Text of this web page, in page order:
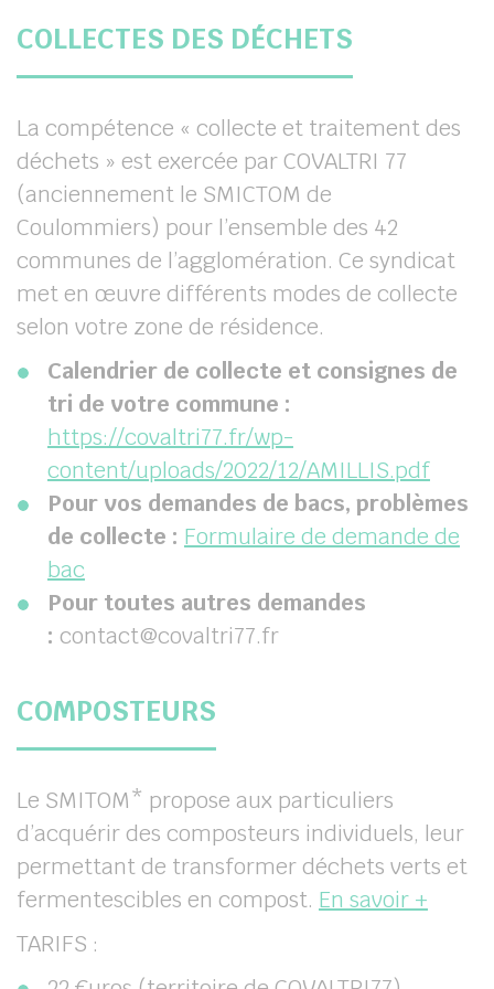
COLLECTES DES DÉCHETS
La compétence « collecte et traitement des
déchets » est exercée par COVALTRI 77
(anciennement le SMICTOM de
Coulommiers) pour l’ensemble des 42
communes de l’agglomération. Ce syndicat
met en œuvre différents modes de collecte
selon votre zone de résidence.
Calendrier de collecte et consignes de
tri de votre commune :
https://covaltri77.fr/wp-
content/uploads/2022/12/AMILLIS.pdf
Pour vos demandes de bacs, problèmes
de collecte : Formulaire de demande de
bac
Pour toutes autres demandes
: contact@covaltri77.fr
COMPOSTEURS
Le SMITOM* propose aux particuliers
d’acquérir des composteurs individuels, leur
permettant de transformer déchets verts et
fermentescibles en compost. En savoir +
TARIFS :